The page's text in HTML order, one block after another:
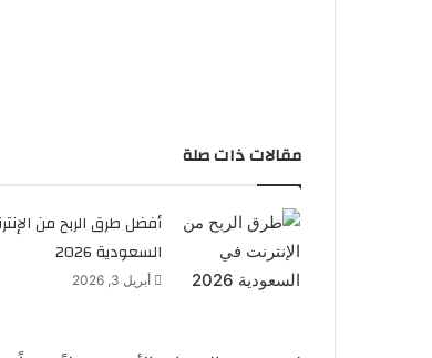
مقالات ذات صلة
أفضل طرق الربح من
السعودية 2026
أبريل 3, 2026